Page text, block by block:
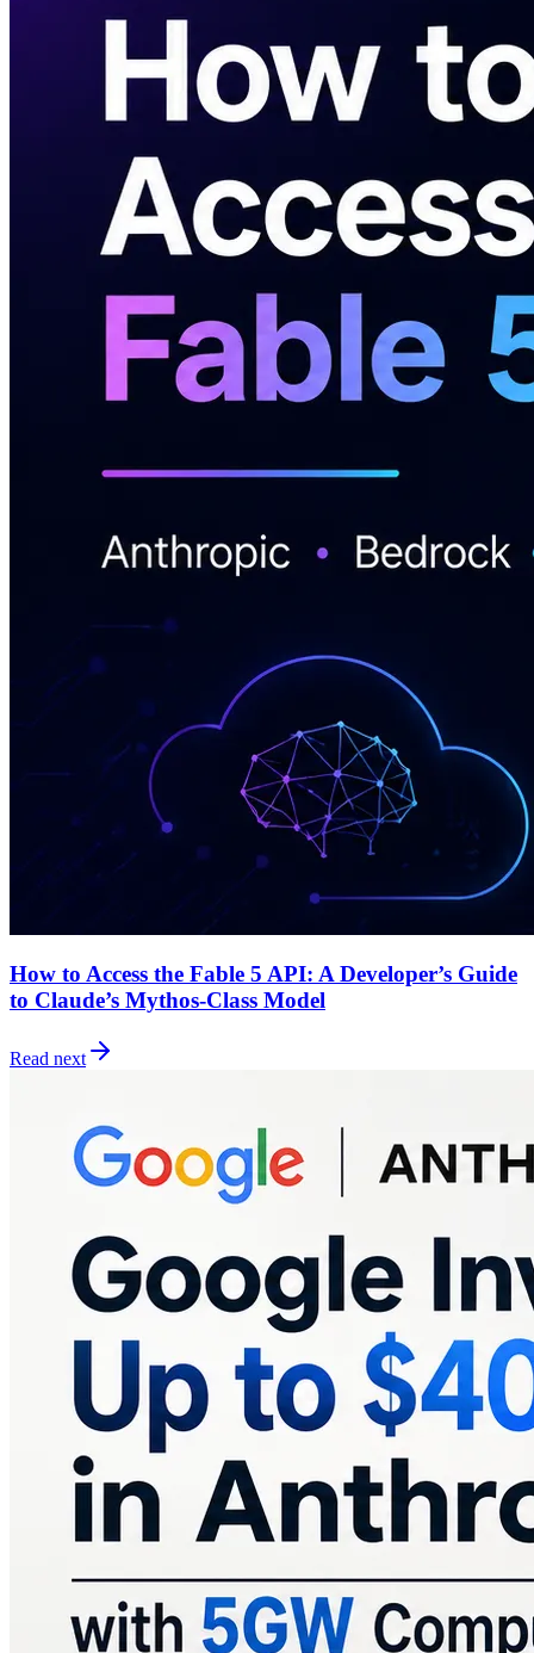
How to Access the Fable 5 API: A Developer’s Guide
to Claude’s Mythos-Class Model
Read next